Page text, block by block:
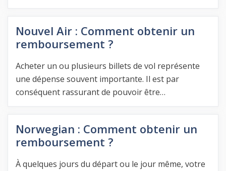
Nouvel Air : Comment obtenir un
remboursement ?
Acheter un ou plusieurs billets de vol représente
une dépense souvent importante. Il est par
conséquent rassurant de pouvoir être…
Norwegian : Comment obtenir un
remboursement ?
À quelques jours du départ ou le jour même, votre